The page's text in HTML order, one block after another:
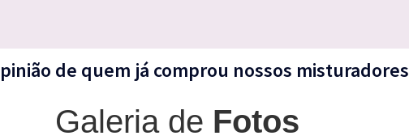
de quem já comprou nossos misturadores
Galeria de Fotos